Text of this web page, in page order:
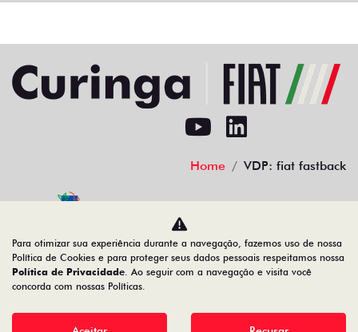
Home VDP: fiat fastback
02.692.394/0003-83
Para otimizar sua experiência durante a navegação, fazemos uso de nossa
Política de Cookies e para proteger seus dados pessoais respeitamos nossa
Política de Privacidade. Ao seguir com a navegação e visita você
concorda com nossas Políticas.